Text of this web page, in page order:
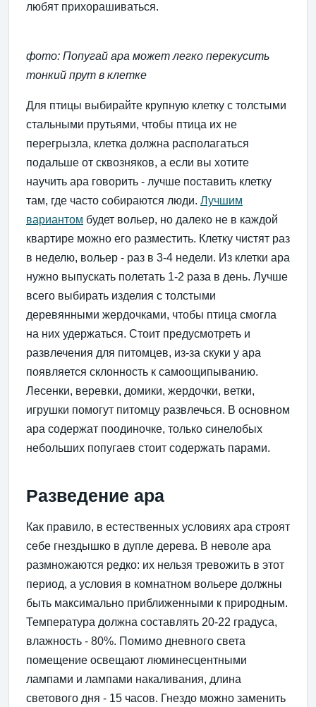
любят прихорашиваться.
фото: Попугай ара может легко перекусить
тонкий прут в клетке
Для птицы выбирайте крупную клетку с толстыми
стальными прутьями, чтобы птица их не
перегрызла, клетка должна располагаться
подальше от сквозняков, а если вы хотите
научить ара говорить - лучше поставить клетку
там, где часто собираются люди. Лучшим
вариантом будет вольер, но далеко не в каждой
квартире можно его разместить. Клетку чистят раз
в неделю, вольер - раз в 3-4 недели. Из клетки ара
нужно выпускать полетать 1-2 раза в день. Лучше
всего выбирать изделия с толстыми
деревянными жердочками, чтобы птица смогла
на них удержаться. Стоит предусмотреть и
развлечения для питомцев, из-за скуки у ара
появляется склонность к самоощипыванию.
Лесенки, веревки, домики, жердочки, ветки,
игрушки помогут питомцу развлечься. В основном
ара содержат поодиночке, только синелобых
небольших попугаев стоит содержать парами.
Разведение ара
Как правило, в естественных условиях ара строят
себе гнездышко в дупле дерева. В неволе ара
размножаются редко: их нельзя тревожить в этот
период, а условия в комнатном вольере должны
быть максимально приближенными к природным.
Температура должна составлять 20-22 градуса,
влажность - 80%. Помимо дневного света
помещение освещают люминесцентными
лампами и лампами накаливания, длина
светового дня - 15 часов. Гнездо можно заменить